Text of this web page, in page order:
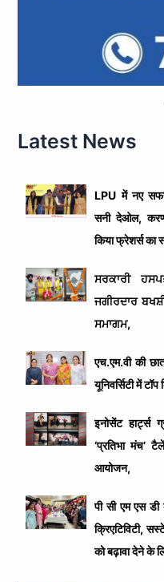
Latest News
LPU में नए
सनी देओल,
किया फ्रेशर्स का
ਸਰਕਾਰੀ
ਜਗੀਰਦਾਰ
ਸਮਾਗਮ,
एच.एम.वी की
यूनिवर्सिटी में टॉप
इनोसेंट हार्ट्स
‘प्रतिभा
आयोजन,
पी सी एम एस
क्रिएटिविटी,
को बढ़ावा देने के